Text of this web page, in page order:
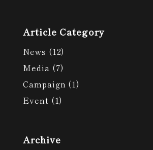
Article Category
News (12)
Media (7)
Campaign (1)
Event (1)
Archive